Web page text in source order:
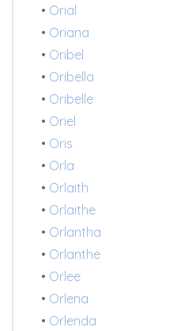
• Orial
• Oriana
• Oribel
• Oribella
• Oribelle
• Oriel
• Oris
• Orla
• Orlaith
• Orlaithe
• Orlantha
• Orlanthe
• Orlee
• Orlena
• Orlenda